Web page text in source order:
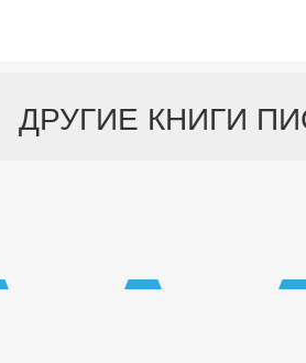
ДРУГИЕ КНИГИ